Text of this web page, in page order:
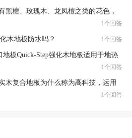
黑檀、玫瑰木、龙凤檀之类的花色，
1个回答
木地板防水吗？ 1个回答
板Quick-Step强化木地板适用于地热
1个回答
木复合地板为什么称为高科技，运用
1个回答